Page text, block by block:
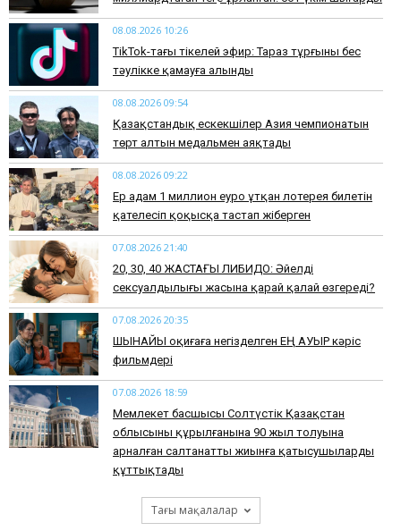
08.08.2026 10:26
TikTok-тағы тікелей эфир: Тараз тұрғыны бес
тәулікке қамауға алынды
08.08.2026 09:54
Қазақстандық ескекшілер Азия чемпионатын
төрт алтын медальмен аяқтады
08.08.2026 09:22
Ер адам 1 миллион еуро ұтқан лотерея билетін
қателесіп қоқысқа тастап жіберген
07.08.2026 21:40
​20, 30, 40 ЖАСТАҒЫ ЛИБИДО: Әйелдің
сексуалдылығы жасына қарай қалай өзгереді?
07.08.2026 20:35
​ШЫНАЙЫ оқиғаға негізделген ЕҢ АУЫР кәріс
фильмдері
07.08.2026 18:59
Мемлекет басшысы Солтүстік Қазақстан
облысының құрылғанына 90 жыл толуына
арналған салтанатты жиынға қатысушыларды
құттықтады
Тағы мақалалар